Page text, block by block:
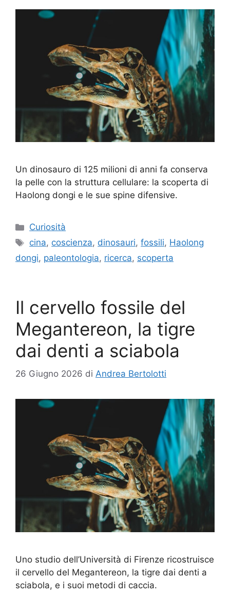
Un dinosauro di 125 milioni di anni fa conserva
la pelle con la struttura cellulare: la scoperta di
Haolong dongi e le sue spine difensive.
Categorie
Curiosità
Tag
cina, coscienza, dinosauri,fossili, Haolong
dongi, paleontologia, ricerca, scoperta
Il cervello fossile del
Megantereon, la tigre
dai denti a sciabola
26 Giugno 2026 di Andrea Bertolotti
Uno studio dell’Università di Firenze ricostruisce
il cervello del Megantereon, la tigre dai denti a
sciabola, e i suoi metodi di caccia.